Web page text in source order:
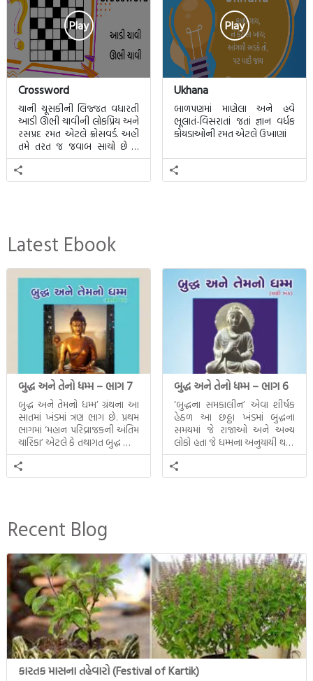
Play
Crossword
ચાની ચૂસકીની લિજ્જત વધારતી
આડી ઊભી ચાવીની લોકપ્રિય અને
રસપ્રદ રમત એટલે ક્રોસવર્ડ. અહીં
તમે તરત જ જવાબ સાચો છે કે
ખોટો તે જાણી શકાશે.
Play
Ukhana
બાળપણમાં માણેલા અને હવે
ભૂલાતં-વિસરાતાં જતાં જ્ઞાન વર્ધક
કોયડાઓની રમત એટલે ઉખાણાં
Latest Ebook
બુદ્ધ અને તેનો ધમ્મ – ભાગ 7
બુદ્ધ અને તેમનો ધમ્મ’ ગ્રંથના આ
સાતમાં ખંડમાં ત્રણ ભાગ છે. પ્રથમ
ભાગમાં ‘મહાન પરિવ્રાજકની અંતિમ
ચારિકા’ એટલે કે તથાગત બુદ્ધ સાથે
સતત પરિભ્રમણ કરતા સહચારીઓ
સાથે ફરી એકવારની
મુલાકાત, બીજા ભાગમાં તથાગતે
ઉત્તરાધિકારી તરીકે સ્થાપે છે તે
દૃશ્યો અંકિત થયાં છે. ટૂંકમાં બુદ્ધનાં
જીવનના અંતિમ દિવસોની યાત્રાનો
પરિપાક જોવા મળે […]
બુદ્ધ અને તેનો ધમ્મ – ભાગ 6
‘બુદ્ધના સમકાલીન’ એવા શીર્ષક
હેઠળ આ છઠ્ઠા ખંડમાં બુદ્ધના
સમયમાં જે રાજાઓ અને અન્ય
લોકો હતા જે ધમ્મના અનુયાયી થયા.
તેમનો અને બુદ્ધ વચ્ચે થયેલો
સત્સંગ વીશે જાણકારી મળે છે.
Recent Blog
કારતક માસના તહેવારો (Festival of Kartik)